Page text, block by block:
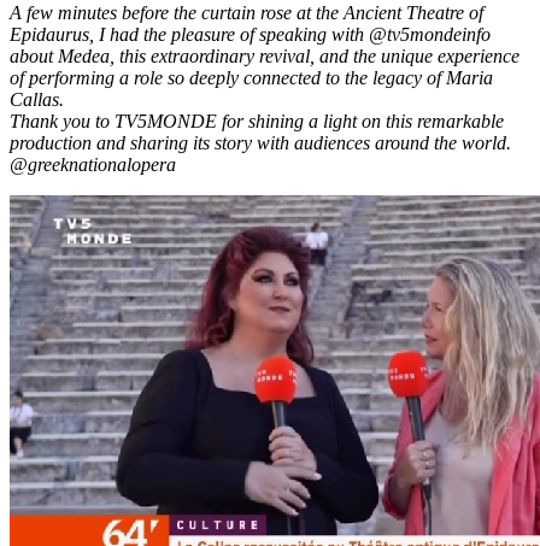
A few minutes before the curtain rose at the Ancient Theatre of
Epidaurus, I had the pleasure of speaking with @tv5mondeinfo
about Medea, this extraordinary revival, and the unique experience
of performing a role so deeply connected to the legacy of Maria
Callas.
Thank you to TV5MONDE for shining a light on this remarkable
production and sharing its story with audiences around the world.
@greeknationalopera